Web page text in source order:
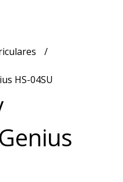
HS-04SU